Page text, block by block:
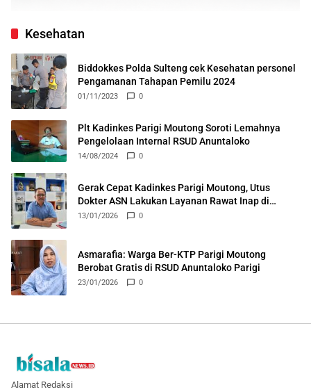
Kesehatan
Biddokkes Polda Sulteng cek Kesehatan personel
Pengamanan Tahapan Pemilu 2024
01/11/2023 0
Plt Kadinkes Parigi Moutong Soroti Lemahnya
Pengelolaan Internal RSUD Anuntaloko
14/08/2024 0
Gerak Cepat Kadinkes Parigi Moutong, Utus
Dokter ASN Lakukan Layanan Rawat Inap di
Puskesmas Ongka
13/01/2026 0
Asmarafia: Warga Ber-KTP Parigi Moutong
Berobat Gratis di RSUD Anuntaloko Parigi
23/01/2026 0
Alamat Redaksi